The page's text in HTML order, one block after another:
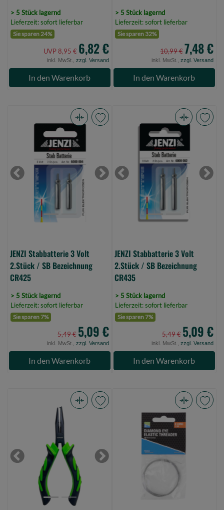
> 5 Stück lagernd
Lieferzeit: sofort lieferbar
Sie sparen 24%
UVP 8,95 € 6,82 €
inkl. MwSt., zzgl. Versand
In den Warenkorb
> 5 Stück lagernd
Lieferzeit: sofort lieferbar
Sie sparen 32%
10,99 €7,48 €
inkl. MwSt., zzgl. Versand
In den Warenkorb
Stabbatterie
Volt
2.Stück
Bezeichnung
0)
Previous Next
JENZI Stabbatterie 3 Volt
2.Stück / SB Bezeichnung
CR425
> 5 Stück lagernd
Lieferzeit: sofort lieferbar
Sie sparen 7%
5,49 € 5,09 €
inkl. MwSt., zzgl. Versand
In den Warenkorb
Stabbatterie
Volt
2.Stück
Bezeichnung
0)
Previous Next
JENZI Stabbatterie 3 Volt
2.Stück / SB Bezeichnung
CR435
> 5 Stück lagernd
Lieferzeit: sofort lieferbar
Sie sparen 7%
5,49 € 5,09 €
inkl. MwSt., zzgl. Versand
In den Warenkorb
Sprengring
Zange
Previous Next
Diamond